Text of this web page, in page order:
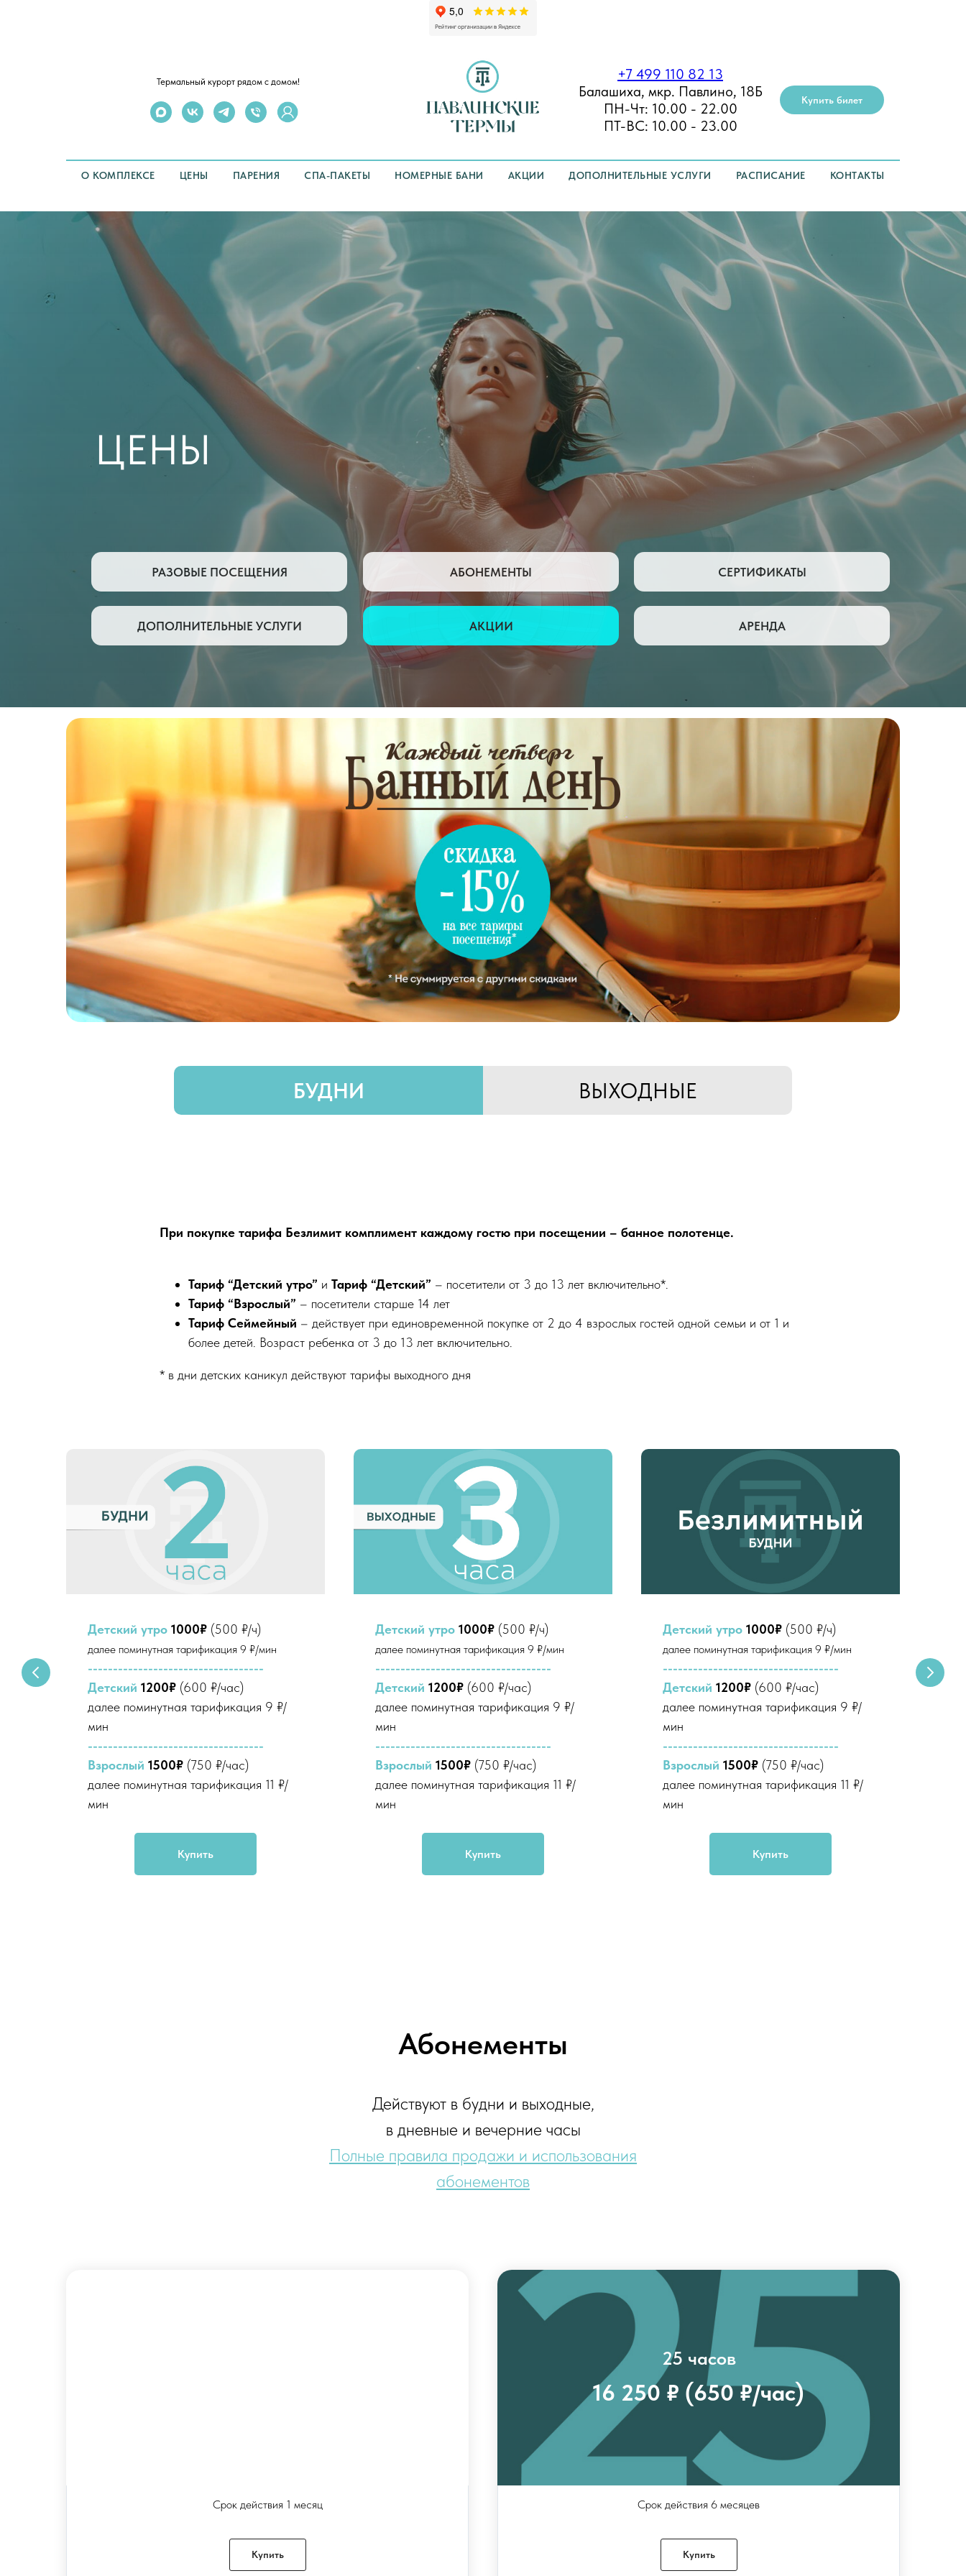
Термальный курорт рядом с домом!
+7 499 110 82 13
Балашиха, мкр. Павлино, 18Б
ПН-Чт: 10.00 - 22.00
ПТ-ВС: 10.00 - 23.00
Купить билет
О КОМПЛЕКСЕ ЦЕНЫ ПАРЕНИЯ СПА-ПАКЕТЫ НОМЕРНЫЕ БАНИ АКЦИИ ДОПОЛНИТЕЛЬНЫЕ УСЛУГИ РАСПИСАНИЕ КОНТАКТЫ
АРЕНДА
СЕРТИФИКАТЫ
АБОНЕМЕНТЫ
АКЦИИ
РАЗОВЫЕ ПОСЕЩЕНИЯ
ДОПОЛНИТЕЛЬНЫЕ УСЛУГИ
ЦЕНЫ
БУДНИ ВЫХОДНЫЕ
При покупке тарифа Безлимит комплимент каждому гостю при посещении – банное полотенце.
Тариф “Детский утро” и Тариф “Детский” – посетители от 3 до 13 лет включительно*.
Тариф “Взрослый” – посетители старше 14 лет
Тариф Сеймейный – действует при единовременной покупке от 2 до 4 взрослых гостей одной семьи и от 1 и
более детей. Возраст ребенка от 3 до 13 лет включительно.
* в дни детских каникул действуют тарифы выходного дня
Детский утро 1000₽ (500 ₽/ч)
далее поминутная тарификация 9 ₽/мин
-----------------------------------
Детский 1200₽ (600 ₽/час)
далее поминутная тарификация 9 ₽/
мин
-----------------------------------
Взрослый 1500₽ (750 ₽/час)
далее поминутная тарификация 11 ₽/
мин
Купить
Детский утро 1000₽ (500 ₽/ч)
далее поминутная тарификация 9 ₽/мин
-----------------------------------
Детский 1200₽ (600 ₽/час)
далее поминутная тарификация 9 ₽/
мин
-----------------------------------
Взрослый 1500₽ (750 ₽/час)
далее поминутная тарификация 11 ₽/
мин
Купить
Детский утро 1000₽ (500 ₽/ч)
далее поминутная тарификация 9 ₽/мин
-----------------------------------
Детский 1200₽ (600 ₽/час)
далее поминутная тарификация 9 ₽/
мин
-----------------------------------
Взрослый 1500₽ (750 ₽/час)
далее поминутная тарификация 11 ₽/
мин
Купить
Абонементы
Действуют в будни и выходные,
в дневные и вечерние часы
Полные правила продажи и использования
абонементов
Срок действия 1 месяц
Купить
25 часов
16 250 ₽ (650 ₽/час)
Срок действия 6 месяцев
Купить